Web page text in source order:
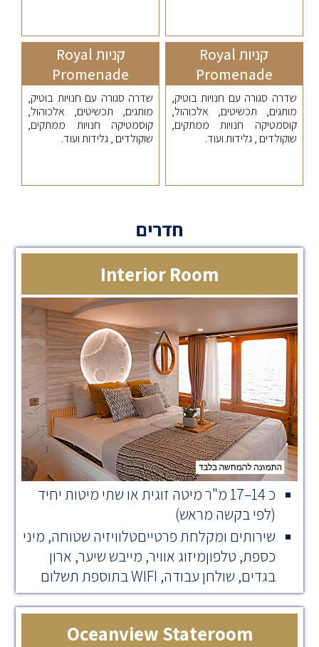
קניות Royal
Promenade
שדרה סגורה עם חנויות בוטיק,
מותגים, תכשיטים, אלכוהול,
קוסמטיקה חנויות ממתקים,
שוקולדים , גלידות ועוד.
קניות Royal
Promenade
שדרה סגורה עם חנויות בוטיק,
מותגים, תכשיטים, אלכוהול,
קוסמטיקה חנויות ממתקים,
שוקולדים , גלידות ועוד.
חדרים
Interior Room
כ 14–17 מ"ר מיטה זוגית או שתי מיטות יחיד
(לפי בקשה מראש)
שירותים ומקלחת פרטייםטלוויזיה שטוחה, מיני
כספת, טלפוןמיזוג אוויר, מייבש שיער, ארון
בגדים, שולחן עבודה, WIFI בתוספת תשלום
Oceanview Stateroom